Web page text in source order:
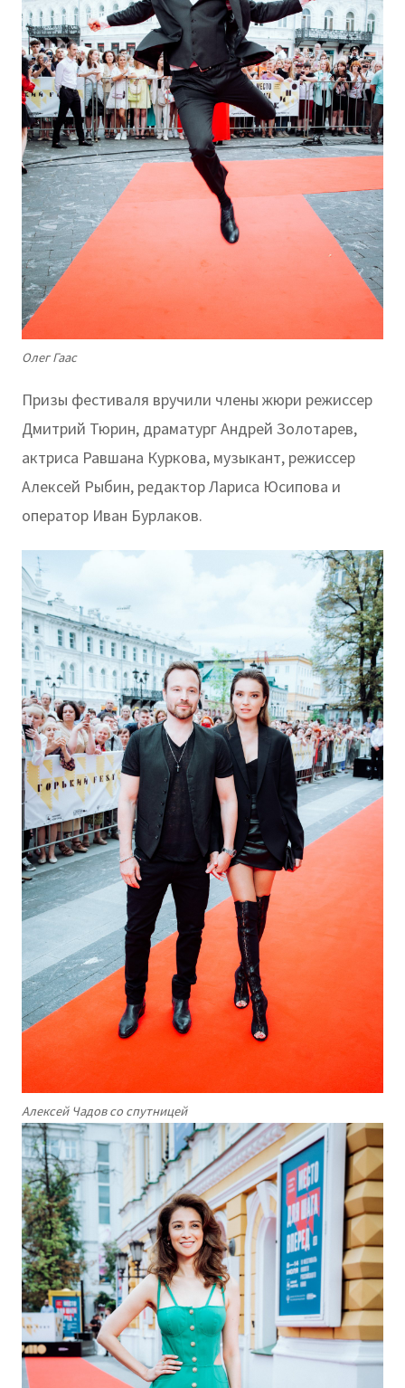
Олег Гаас
Призы фестиваля вручили члены жюри режиссер
Дмитрий Тюрин, драматург Андрей Золотарев,
актриса Равшана Куркова, музыкант, режиссер
Алексей Рыбин, редактор Лариса Юсипова и
оператор Иван Бурлаков.
Алексей Чадов со спутницей